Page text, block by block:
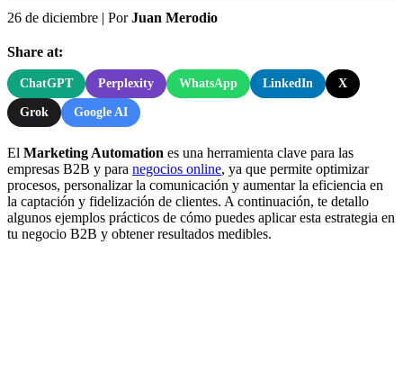
26 de diciembre | PorJuan Merodio
Share at:
ChatGPT Perplexity WhatsApp LinkedIn X
Grok Google AI
El Marketing Automation es una herramienta clave para las
empresas B2B y para negocios online, ya que permite optimizar
procesos, personalizar la comunicación y aumentar la eficiencia en
la captación y fidelización de clientes. A continuación, te detallo
algunos ejemplos prácticos de cómo puedes aplicar esta estrategia en
tu negocio B2B y obtener resultados medibles.